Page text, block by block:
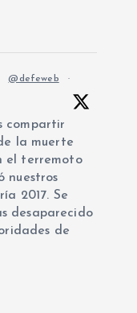
@defeweb ·
compartir
la muerte
el terremoto
nuestros
2017. Se
desaparecido
de